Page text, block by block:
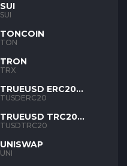
SUI
SUI
TONCOIN
TON
TRON
TRX
TRUEUSD ERC20
TUSD
TUSDERC20
TRUEUSD TRC20
TUSD
TUSDTRC20
UNISWAP
UNI